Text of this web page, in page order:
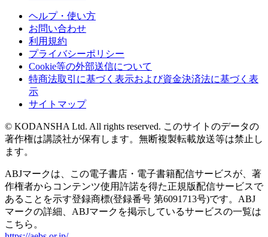
ヘルプ・使い方
お問い合わせ
利用規約
プライバシーポリシー
Cookie等の外部送信について
特商法取引に基づく表示および資金決済法に基づく表
示
サイトマップ
© KODANSHA Ltd. All rights reserved. このサイトのデータの
著作権は講談社が保有します。無断複製転載放送等は禁止し
ます。
ABJマークは、この電子書店・電子書籍配信サービスが、著
作権者からコンテンツ使用許諾を得た正規版配信サービスで
あることを示す登録商標(登録番号 第6091713号)です。ABJ
マークの詳細、ABJマークを掲示しているサービスの一覧は
こちら。